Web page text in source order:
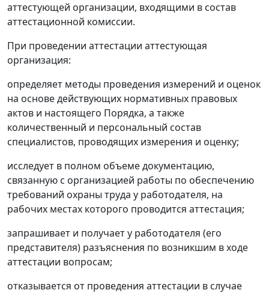
аттестующей организации, входящими в состав
аттестационной комиссии.
При проведении аттестации аттестующая
организация:
определяет методы проведения измерений и оценок
на основе действующих нормативных правовых
актов и настоящего Порядка, а также
количественный и персональный состав
специалистов, проводящих измерения и оценку;
исследует в полном объеме документацию,
связанную с организацией работы по обеспечению
требований охраны труда у работодателя, на
рабочих местах которого проводится аттестация;
запрашивает и получает у работодателя (его
представителя) разъяснения по возникшим в ходе
аттестации вопросам;
отказывается от проведения аттестации в случае